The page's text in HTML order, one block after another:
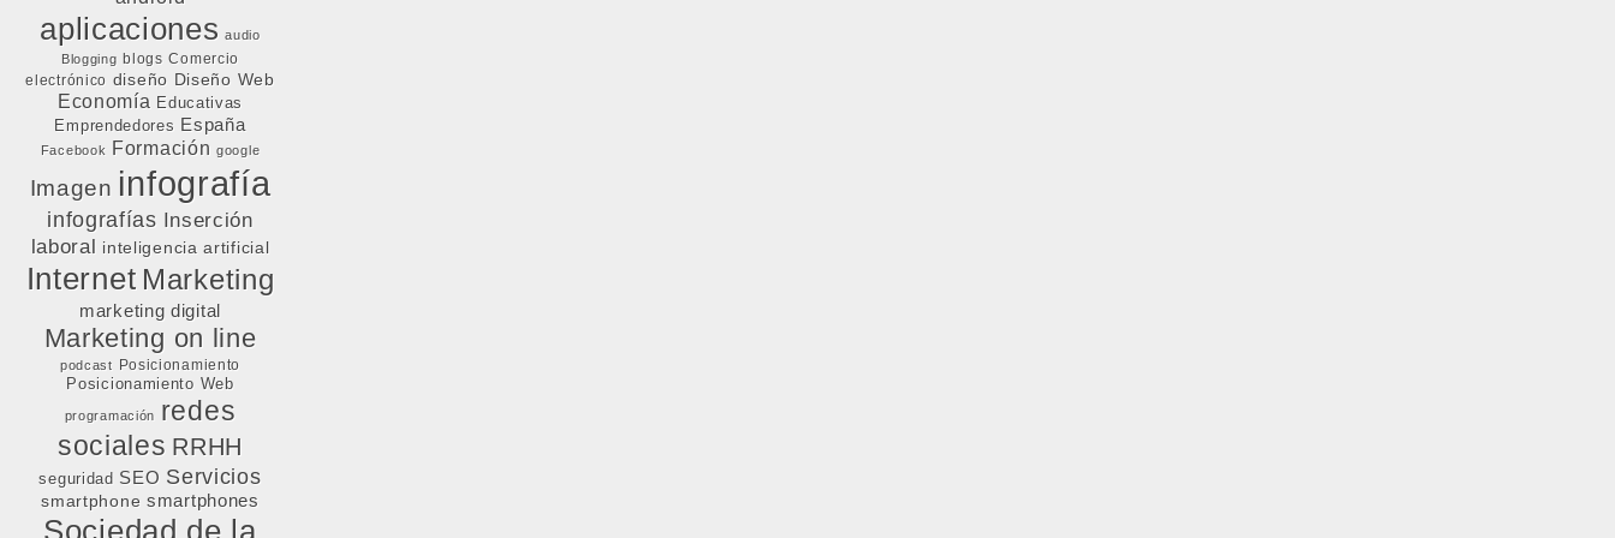
aplicaciones audio
Blogging blogs Comercio
electrónico diseño Diseño Web
Economía Educativas
Emprendedores España
Facebook Formación google
Imagen infografía
infografías Inserción
laboral inteligencia artificial
Internet Marketing
marketing digital
Marketing on line
podcast
Posicionamiento
Posicionamiento Web
programación redes
sociales RRHH
seguridad SEO Servicios
smartphone smartphones
Sociedad de la